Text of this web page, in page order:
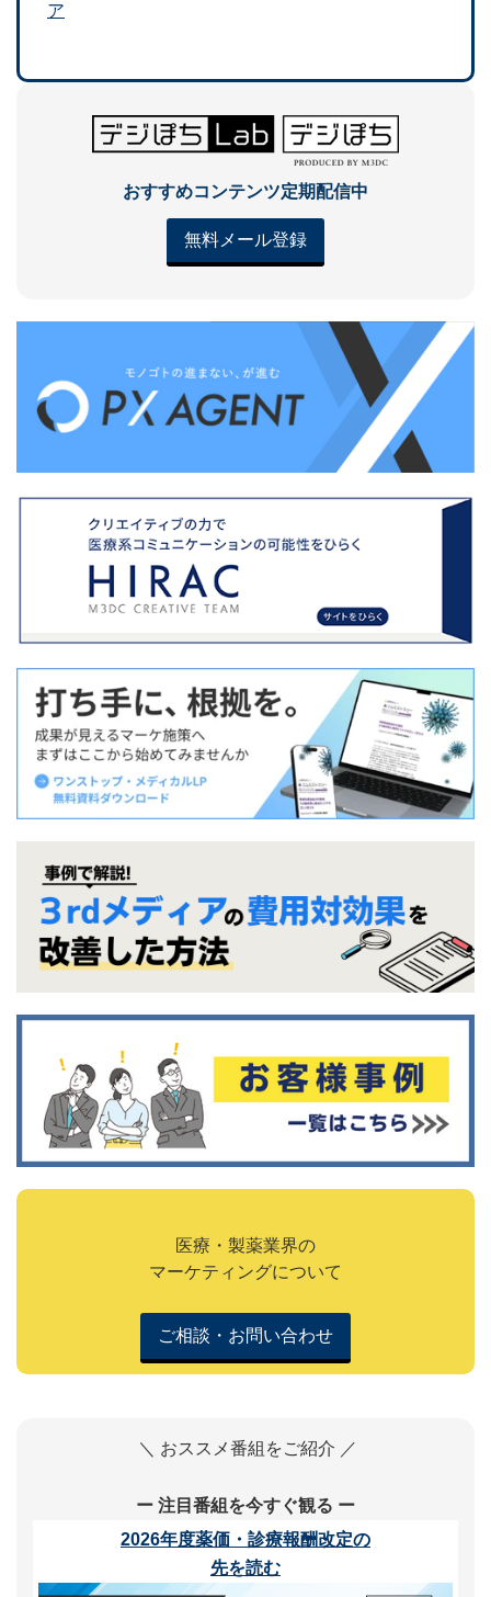
ア
おすすめコンテンツ定期配信中
無料メール登録
医療・製薬業界の
マーケティングについて
ご相談・お問い合わせ
＼ おススメ番組をご紹介 ／
ー 注目番組を今すぐ観る ー
2026年度薬価・診療報酬改定の
先を読む